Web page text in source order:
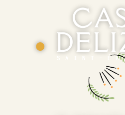
●
SAINT-